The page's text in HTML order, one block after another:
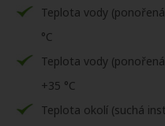
Teplota vody
°C
Teplota vody
+35 °C
Teplota okolí (suchá